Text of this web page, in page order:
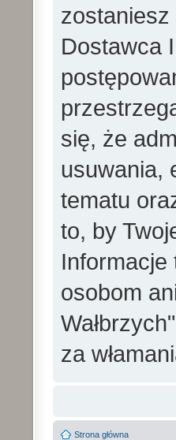
zostaniesz
Dostawca
się, że
usuwania,
tematu
to, by
Informacje
osobom
za
Strona główna